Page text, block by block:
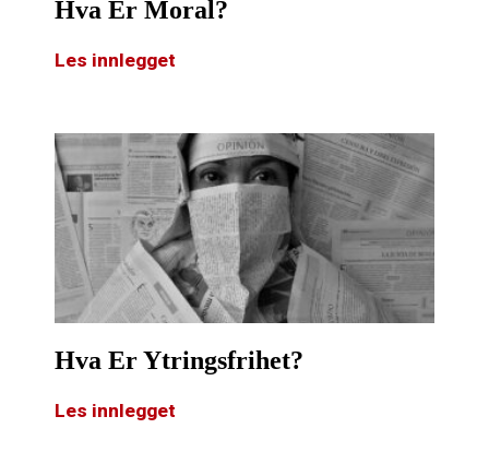
Hva Er Moral?
Les innlegget
Hva Er Ytringsfrihet?
Les innlegget